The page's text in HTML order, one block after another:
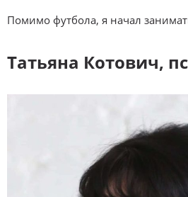
Помимо футбола, я начал
Татьяна Котович,